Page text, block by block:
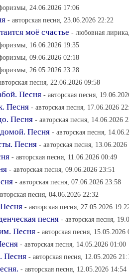
24.06.2026 17:06
- авторская песня, 23.06.2026 22:22
моё счастье - любовная
16.06.2026 19:35
09.06.2026 02:18
26.05.2026 23:28
песня, 22.06.2026 09:58
Песня - авторская песня,
Песня - авторская песня, 17.06.2026
Песня - авторская песня, 14.06.2026
Песня - авторская песня,
Песня - авторская песня, 13.06.2026
- авторская песня, 11.06.2026 00:49
- авторская песня, 09.06.2026 23:51
- авторская песня, 07.06.2026 23:58
песня, 04.06.2026 22:32
- авторская песня, 27.05.2026
песня - авторская песня,
Песня - авторская песня, 15.05.2026
- авторская песня, 14.05.2026 01:00
Песня - авторская песня, 12.05.2026
- авторская песня, 12.05.2026 14:54